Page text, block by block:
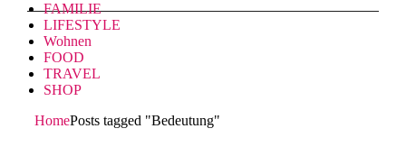
FAMILIE
LIFESTYLE
Wohnen
FOOD
TRAVEL
SHOP
HomePosts tagged "Bedeutung"